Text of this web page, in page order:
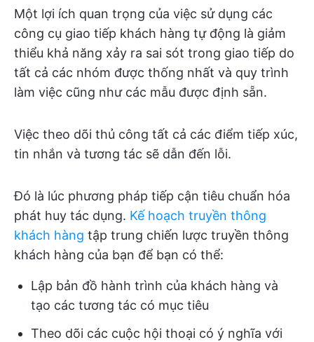
Một lợi ích quan trọng của việc sử dụng các
công cụ giao tiếp khách hàng tự động là giảm
thiểu khả năng xảy ra sai sót trong giao tiếp do
tất cả các nhóm được thống nhất và quy trình
làm việc cũng như các mẫu được định sẵn.
Việc theo dõi thủ công tất cả các điểm tiếp xúc,
tin nhắn và tương tác sẽ dẫn đến lỗi.
Đó là lúc phương pháp tiếp cận tiêu chuẩn hóa
phát huy tác dụng. Kế hoạch truyền thông
khách hàng tập trung chiến lược truyền thông
khách hàng của bạn để bạn có thể:
Lập bản đồ hành trình của khách hàng và
tạo các tương tác có mục tiêu
Theo dõi các cuộc hội thoại có ý nghĩa với